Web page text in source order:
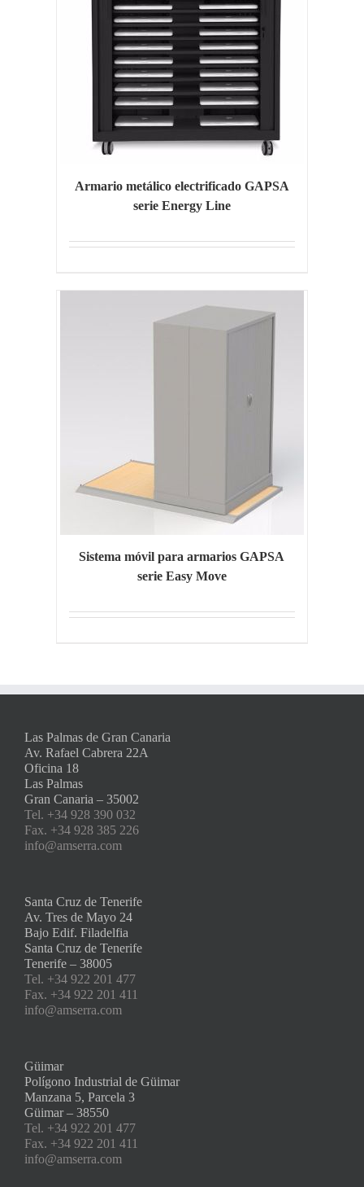
Armario metálico electrificado GAPSA
serie Energy Line
Sistema móvil para armarios GAPSA
serie Easy Move
Las Palmas de Gran Canaria
Av. Rafael Cabrera 22A
Oficina 18
Las Palmas
Gran Canaria – 35002
Tel. +34 928 390 032
Fax. +34 928 385 226
info@amserra.com
Santa Cruz de Tenerife
Av. Tres de Mayo 24
Bajo Edif. Filadelfia
Santa Cruz de Tenerife
Tenerife – 38005
Tel. +34 922 201 477
Fax. +34 922 201 411
info@amserra.com
Güimar
Polígono Industrial de Güimar
Manzana 5, Parcela 3
Güimar – 38550
Tel. +34 922 201 477
Fax. +34 922 201 411
info@amserra.com